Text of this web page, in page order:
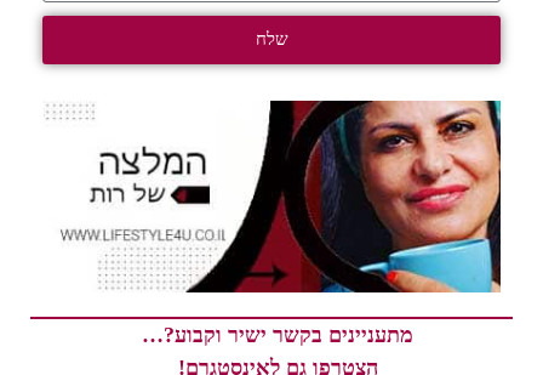
שלח
מתעניינים בקשר ישיר וקבוע?…
הצטרפו גם לאינסטגרם!